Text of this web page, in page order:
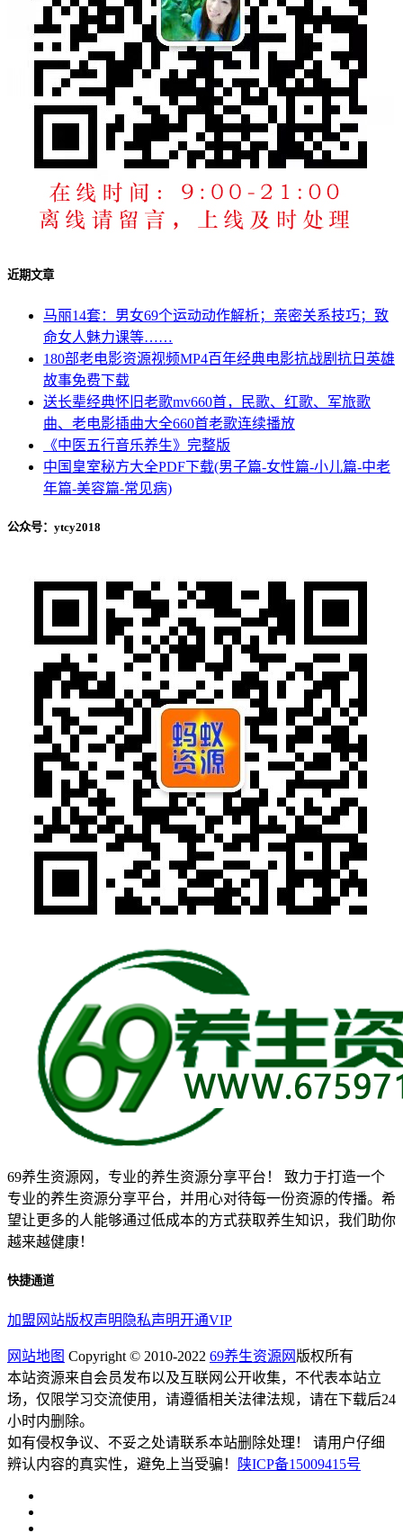
近期文章
马丽14套：男女69个运动动作解析；亲密关系技巧；致
命女人魅力课等……
180部老电影资源视频MP4百年经典电影抗战剧抗日英雄
故事免费下载
送长辈经典怀旧老歌mv660首，民歌、红歌、军旅歌
曲、老电影插曲大全660首老歌连续播放
《中医五行音乐养生》完整版
中国皇室秘方大全PDF下载(男子篇-女性篇-小儿篇-中老
年篇-美容篇-常见病)
公众号：ytcy2018
69养生资源网，专业的养生资源分享平台！ 致力于打造一个
专业的养生资源分享平台，并用心对待每一份资源的传播。希
望让更多的人能够通过低成本的方式获取养生知识，我们助你
越来越健康！
快捷通道
加盟网站版权声明 隐私声明开通VIP
网站地图 Copyright © 2010-2022 69养生资源网 版权所有
本站资源来自会员发布以及互联网公开收集，不代表本站立
场，仅限学习交流使用，请遵循相关法律法规，请在下载后24
小时内删除。
如有侵权争议、不妥之处请联系本站删除处理！ 请用户仔细
辨认内容的真实性，避免上当受骗！
陕ICP备15009415号